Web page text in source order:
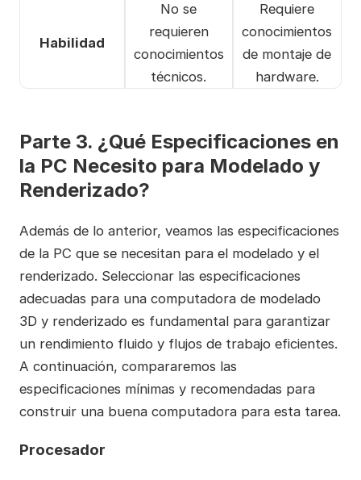
Habilidad
No se
requieren
conocimientos
técnicos.
Requiere
conocimientos
de montaje de
hardware.
Parte 3. ¿Qué Especificaciones en
la PC Necesito para Modelado y
Renderizado?
Además de lo anterior, veamos las especificaciones
de la PC que se necesitan para el modelado y el
renderizado. Seleccionar las especificaciones
adecuadas para una computadora de modelado
3D y renderizado es fundamental para garantizar
un rendimiento fluido y flujos de trabajo eficientes.
A continuación, compararemos las
especificaciones mínimas y recomendadas para
construir una buena computadora para esta tarea.
Procesador